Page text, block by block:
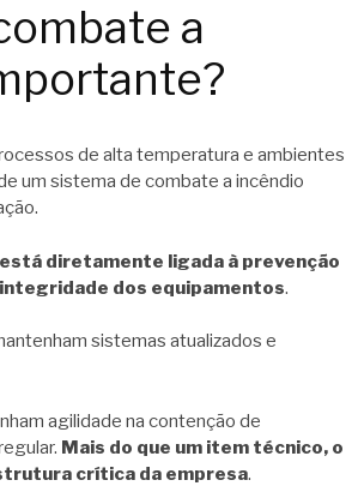
a
de alta temperatura e ambientes
um sistema de combate a incêndio
diretamente ligada à prevenção
dos equipamentos.
sistemas atualizados e
agilidade na contenção de
Mais do que um item técnico, o
crítica da empresa.